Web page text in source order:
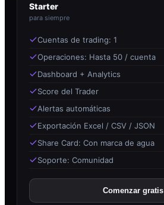
Starter
para siempre
Cuentas de trading: 1
Operaciones: Hasta 50 / cuenta
Dashboard + Analytics
Score del Trader
Alertas automáticas
Exportación Excel / CSV / JSON
Share Card: Con marca de agua
Soporte: Comunidad
Comenzar gratis